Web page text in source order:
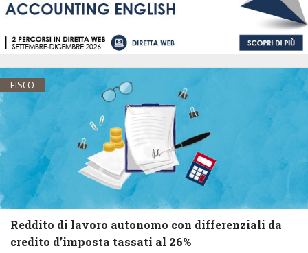
FISCO
Reddito di lavoro autonomo con differenziali da
credito d’imposta tassati al 26%